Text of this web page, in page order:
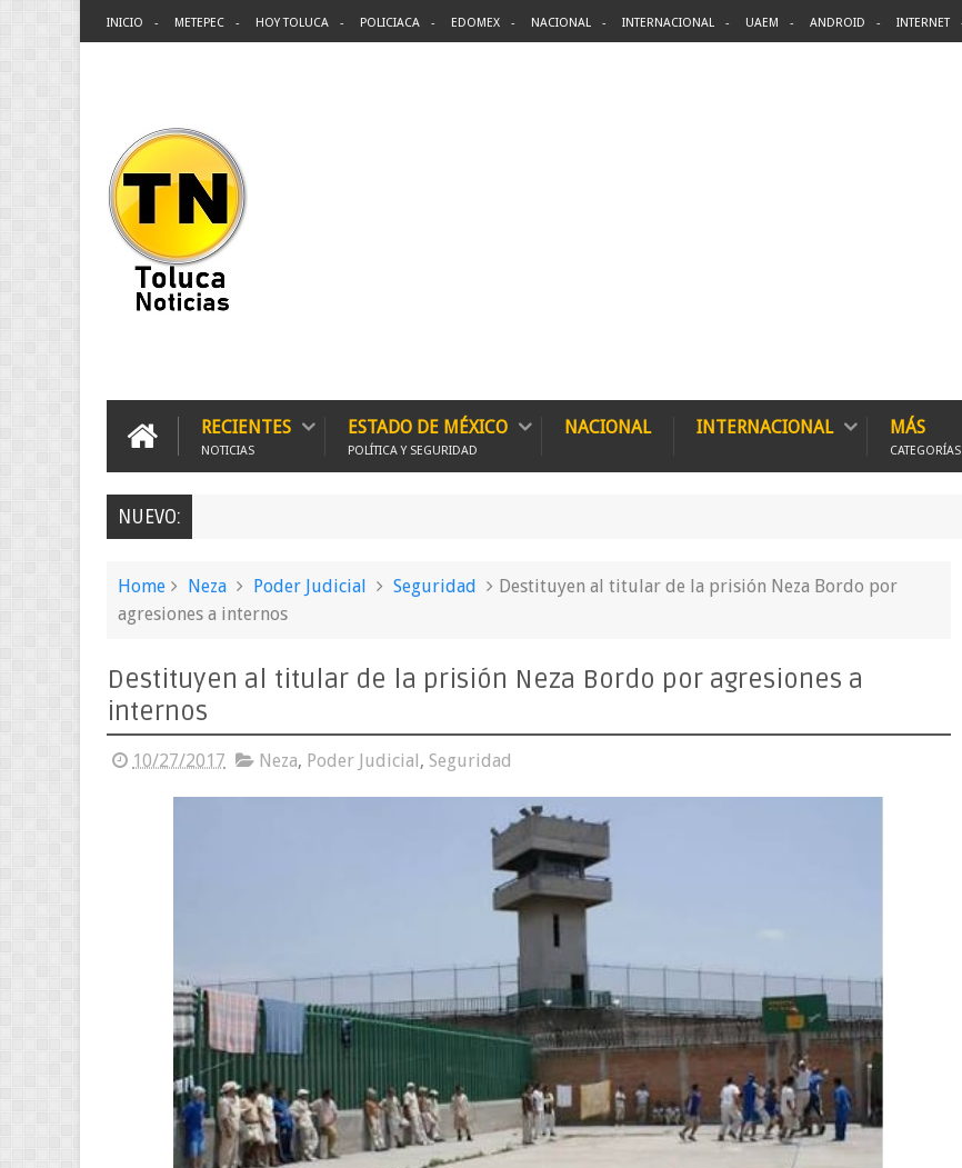
INICIO METEPEC HOY TOLUCA POLICIACA EDOMEX NACIONAL INTERNACIONAL UAEM ANDROID INTERNET
RECIENTES
NOTICIAS
ESTADO DE MÉXICO
POLÍTICA Y SEGURIDAD
NACIONAL INTERNACIONAL MÁS
CATEGORÍAS
NUEVO:
Home Neza Poder Judicial Seguridad
Destituyen al titular de la prisión Neza Bordo por
agresiones a internos
Destituyen al titular de la prisión Neza Bordo por agresiones a
internos
10/27/2017 Neza, Poder Judicial, Seguridad